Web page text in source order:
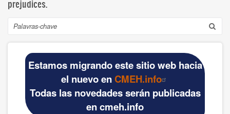
prejudices.
Buscar
principal
INICIO
DOCUMENTOS BÁSICOS
Official materials
Estamos migrando este sitio web hacia
el nuevo en CMEH.info
Todas las novedades serán publicadas
en cmeh.info